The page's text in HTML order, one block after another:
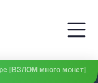
[ВЗЛОМ много монет]